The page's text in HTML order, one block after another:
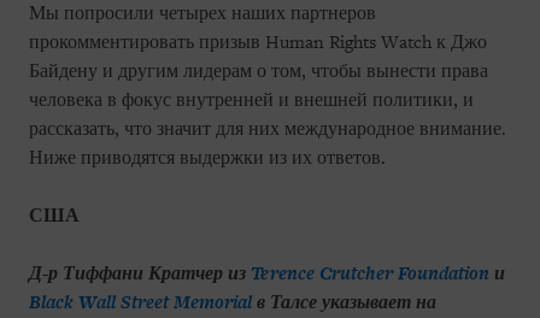
Мы попросили четырех наших партнеров
прокомментировать призыв Human Rights Watch к Джо
Байдену и другим лидерам о том, чтобы вынести права
человека в фокус внутренней и внешней политики, и
рассказать, что значит для них международное внимание.
Ниже приводятся выдержки из их ответов.
США
Д-р Тиффани Кратчер из Terence Crutcher Foundation и
Black Wall Street Memorial в Талсе указывает на